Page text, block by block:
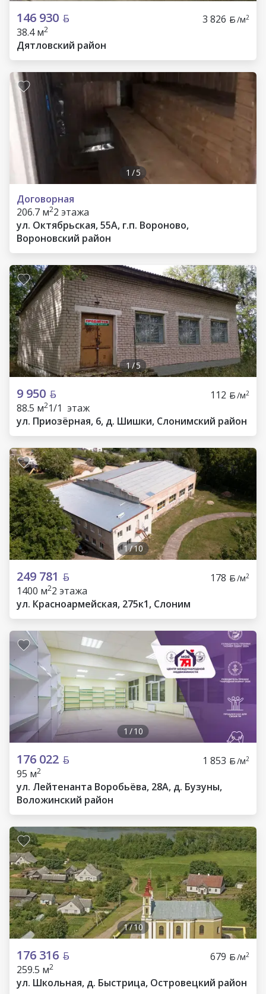
146 930 3 826 /м2
38.4 м2
Дятловский район
1 /5
Договорная
206.7 м22 этажа
ул. Октябрьская, 55А, г.п. Вороново,
Вороновский район
1/5
9 950 112 /м2
88.5 м21/1 этаж
ул. Приозёрная, 6, д. Шишки, Слонимский район
1/10
249 781 178 /м2
1400 м22 этажа
ул. Красноармейская, 275к1, Слоним
1 /10
176 022 1 853 /м2
95 м2
ул. Лейтенанта Воробьёва, 28А, д. Бузуны,
Воложинский район
1/10
176 316 679 /м2
259.5 м2
ул. Школьная, д. Быстрица, Островецкий район